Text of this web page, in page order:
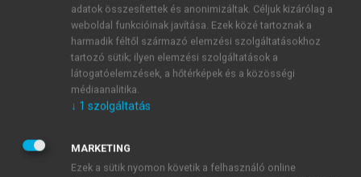
Eredmények
A rangsor első 10 (12) helyét betöltő beszélők
összesített gyakorisági eredményei láthatók az
. A legnagyobb számban (523 db) a
elő, ennek 35,2%-a (184 db) társulásban. Az
volt a második leggyakoribb (324 db), 31,8%-ban
(103 db) társulásban jelent meg. A
szerintem
adatok összesítettek és anonimizáltak. Céljuk kizárólag a
weboldal funkcióinak javítása. Ezek közé tartoznak a
harmadik féltől származó elemzési szolgáltatásokhoz
tartozó sütik; ilyen elemzési szolgáltatások a
látogatóelemzések, a hőtérképek és a közösségi
médiaanalitika.
↓ 1 szolgáltatás
MARKETING
Ezek a sütik nyomon követik a felhasználó online